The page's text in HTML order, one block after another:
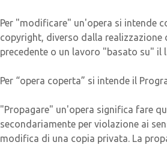
Per "modificare" un'opera si intende
copyright, diverso dalla
precedente o un lavoro "basato su" il
Per “opera coperta” si intende il
"Propagare" un'opera significa fare
secondariamente per violazione ai
modifica di una copia privata. La